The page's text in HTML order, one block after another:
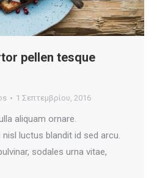
pellen tesque
1 Σεπτεμβρίου, 2016
aliquam ornare.
luctus blandit id sed arcu.
sodales urna vitae,